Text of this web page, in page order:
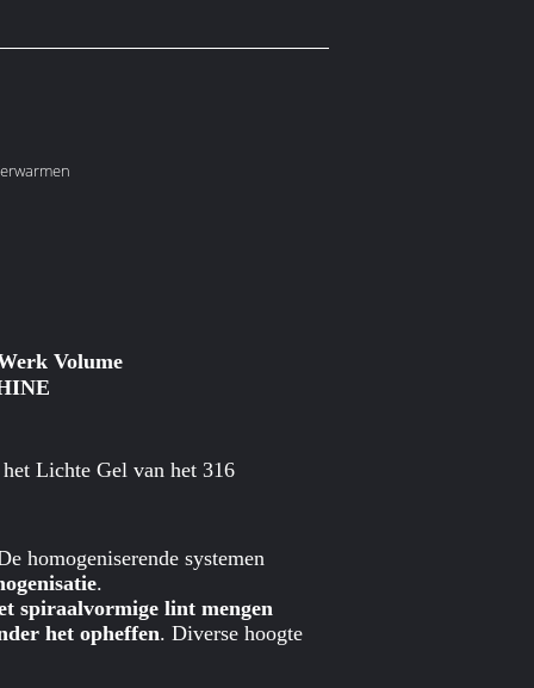
Volume
Lichte Gel van het 316
homogeniserende systemen
.
spiraalvormige lint mengen
het opheffen. Diverse hoogte